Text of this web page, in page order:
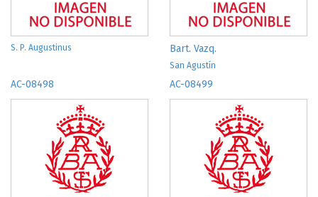
S. P. Augustinus Bart. Vazq.
San Agustín
AC-08498 AC-08499